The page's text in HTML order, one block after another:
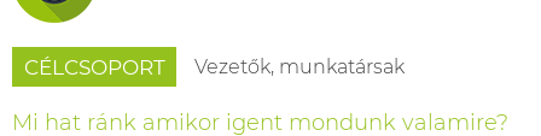
CÉLCSOPORT Vezetők, munkatársak
Mi hat ránk amikor igent mondunk valamire?